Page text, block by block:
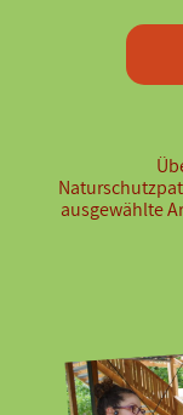
ausgewählte